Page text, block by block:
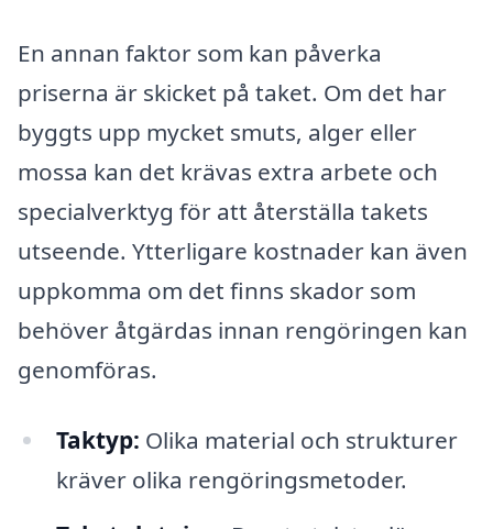
En annan faktor som kan påverka
priserna är skicket på taket. Om det har
byggts upp mycket smuts, alger eller
mossa kan det krävas extra arbete och
specialverktyg för att återställa takets
utseende. Ytterligare kostnader kan även
uppkomma om det finns skador som
behöver åtgärdas innan rengöringen kan
genomföras.
Taktyp: Olika material och strukturer
kräver olika rengöringsmetoder.